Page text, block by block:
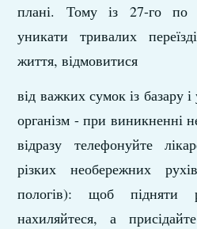
плані. Тому із 27-го по
уникати тривалих
життя, відмовитися
від важких сумок із базару
організм - при виникненні
відразу телефонуйте
різких необережних
пологів): щоб підняти
нахиляйтеся, а